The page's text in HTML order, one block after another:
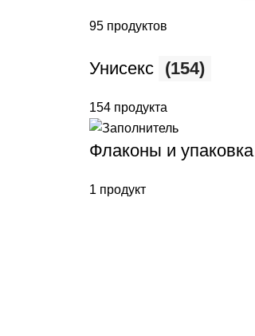
95 продуктов
Унисекс (154)
154 продукта
Флаконы и упаковка
1 продукт